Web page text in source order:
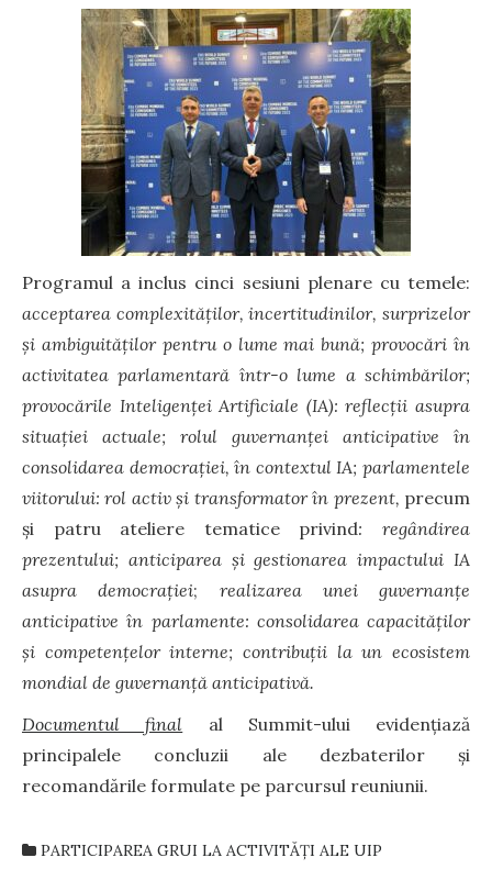
Programul a inclus cinci sesiuni plenare cu temele:
acceptarea complexităților, incertitudinilor, surprizelor
și ambiguităților pentru o lume mai bună; provocări în
activitatea parlamentară într-o lume a schimbărilor;
provocările Inteligenței Artificiale (IA): reflecții asupra
situației actuale; rolul guvernanței anticipative în
consolidarea democrației, în contextul IA; parlamentele
viitorului: rol activ și transformator în prezent, precum
și patru ateliere tematice privind: regândirea
prezentului; anticiparea și gestionarea impactului IA
asupra democrației; realizarea
unei guvernanțe
anticipative în parlamente: consolidarea capacităților
și competențelor interne; contribuții la un ecosistem
mondial de guvernanță anticipativă.
Documentul final al Summit-ului evidențiază
principalele concluzii ale dezbaterilor și
recomandările formulate pe parcursul reuniunii.
PARTICIPAREA GRUI LA ACTIVITĂȚI ALE UIP